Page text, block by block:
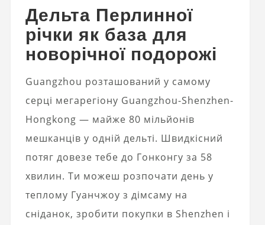
Дельта Перлинної
річки як база для
новорічної подорожі
Guangzhou розташований у самому
серці мегарегіону Guangzhou-Shenzhen-
Hongkong — майже 80 мільйонів
мешканців у одній дельті. Швидкісний
потяг довезе тебе до Гонконгу за 58
хвилин. Ти можеш розпочати день у
теплому Гуанчжоу з дімсаму на
сніданок, зробити покупки в Shenzhen і